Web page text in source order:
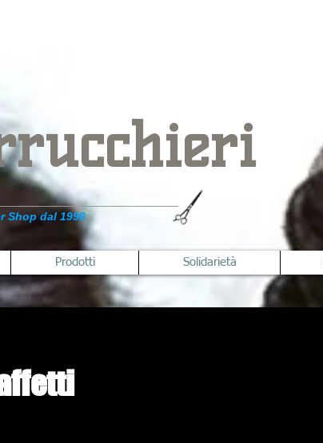
Shop dal 1998
Prodotti Solidarietà